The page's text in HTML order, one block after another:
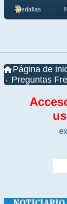
Medallas
Página de
Preguntas